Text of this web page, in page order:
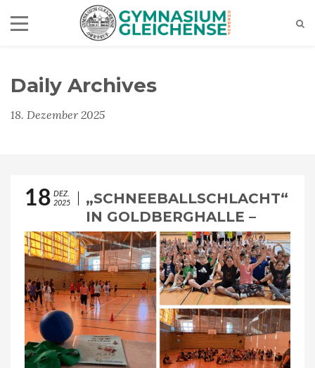
Daily Archives
18. Dezember 2025
18 DEZ.
2025
„SCHNEEBALLSCHLACHT“
IN GOLDBERGHALLE –
ZWEIFELDERBALL-
TURNIER KL. 5/6